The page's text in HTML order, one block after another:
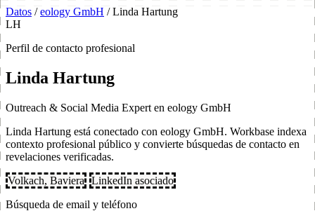
Datos / eology GmbH / Linda Hartung
LH
Perfil de contacto profesional
Linda Hartung
Outreach & Social Media Expert en eology GmbH
Linda Hartung está conectado con eology GmbH. Workbase indexa
contexto profesional público y convierte búsquedas de contacto en
revelaciones verificadas.
Volkach, Baviera
LinkedIn asociado
Búsqueda de email y teléfono